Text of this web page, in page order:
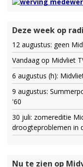
Deze week op
12 augustus: geen
Vandaag op Midvliet
6 augustus (h):
9 augustus:
'60
30 juli: zomereditie
droogteproblemen in
Nu te zien op